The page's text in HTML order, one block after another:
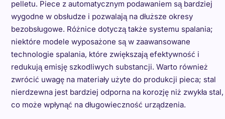
pelletu. Piece z automatycznym podawaniem są bardziej
wygodne w obsłudze i pozwalają na dłuższe okresy
bezobsługowe. Różnice dotyczą także systemu spalania;
niektóre modele wyposażone są w zaawansowane
technologie spalania, które zwiększają efektywność i
redukują emisję szkodliwych substancji. Warto również
zwrócić uwagę na materiały użyte do produkcji pieca; stal
nierdzewna jest bardziej odporna na korozję niż zwykła stal,
co może wpłynąć na długowieczność urządzenia.